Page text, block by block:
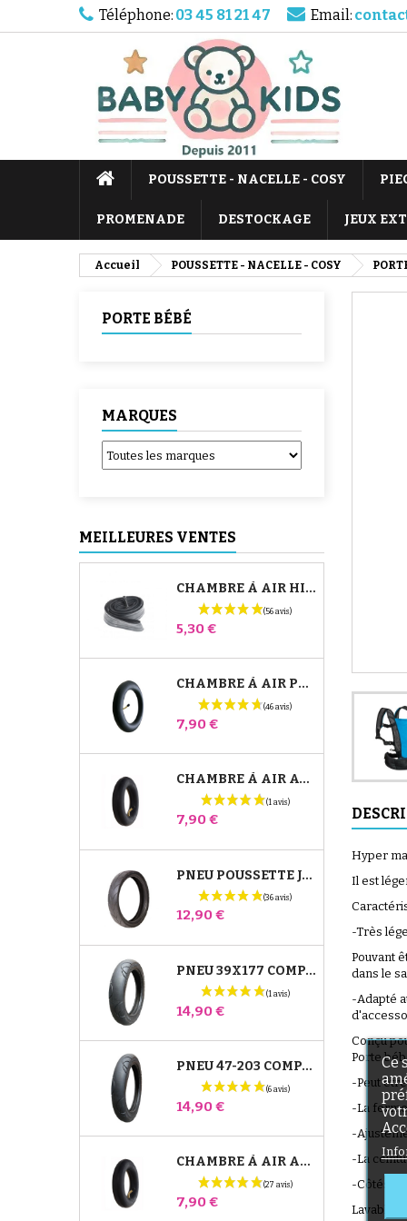
Téléphone: 03 45 81 21 47 Email:
POUSSETTE - NACELLE - COSY
PROMENADE DESTOCKAGE JEUX
Accueil POUSSETTE - NACELLE - COSY
PORTE BÉBÉ
MARQUES
MEILLEURES VENTES
CHAMBRE À AIR HIGH TREK BÉBÉ CONFORT
Prix
5,30 €
CHAMBRE À AIR POUSSETTE JANÉ SLALOM PRO ET POWERTWIN
Prix
7,90 €
CHAMBRE À AIR AVANT POUSSETTE BUGABOO DONKEY
Prix
7,90 €
PNEU POUSSETTE JANÉ SLALOM PRO ET POWERTWIN
Prix
12,90 €
PNEU 39X177 COMPATIBLE POUSSETTE BUGABOO DONKEY - POUR ROUE AVANT
Prix
14,90 €
PNEU 47-203 COMPATIBLE POUSSETTE BUGABOO DONKEY - POUR ROUE ARRIÈRE
Prix
14,90 €
CHAMBRE À AIR ARRIÈRE POUSSETTE WHIZZ RED CASTLE
Prix
7,90 €
Hyper
Il est
-Très
Pouvant
dans le
-Adapté
Conçu
Porte
-Peut
-La
-
-La
-Côtés
Lavable
Ce